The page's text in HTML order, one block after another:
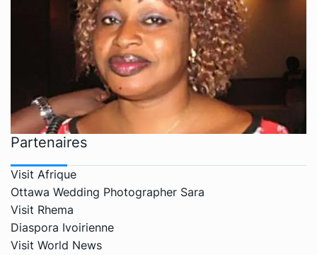
Partenaires
Visit Afrique
Ottawa Wedding Photographer Sara
Visit Rhema
Diaspora Ivoirienne
Visit World News